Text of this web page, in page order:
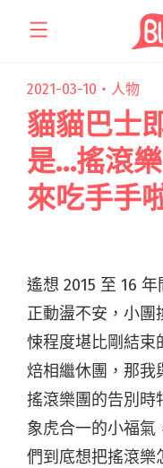
2021-03-10・ 人物
貓貓巴士
是…搖滾
來吃手手
遙想 2015 至 16
正動盪不安，小團
悚程度堪比剛結束
焙相繼休團，那我
搖滾樂團的告別時
象虎合一的小福氣
們到底想把搖滾樂